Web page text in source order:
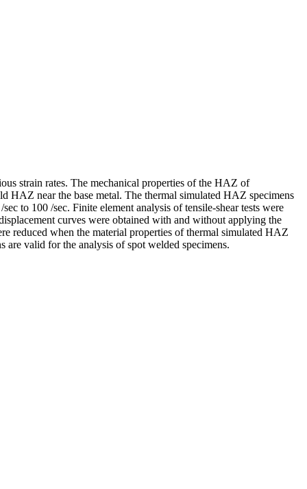
strain rates. The mechanical properties of the HAZ of
HAZ near the base metal. The thermal simulated HAZ specimens
to 100 /sec. Finite element analysis of tensile-shear tests were
curves were obtained with and without applying the
reduced when the material properties of thermal simulated HAZ
valid for the analysis of spot welded specimens.